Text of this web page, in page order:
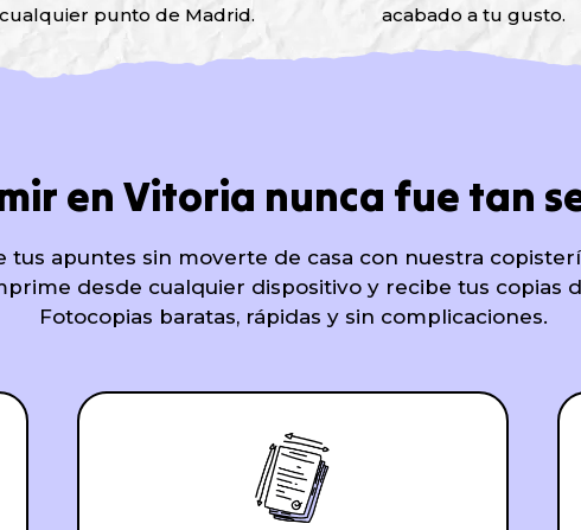
punto de Madrid.
acabado a tu gusto.
en Vitoria nunca fue tan
tus apuntes sin moverte de casa con nuestra
desde cualquier dispositivo y recibe tus copias
Fotocopias baratas, rápidas y sin complicaciones.